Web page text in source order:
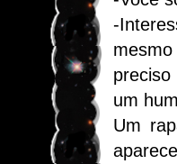
-
um
Um